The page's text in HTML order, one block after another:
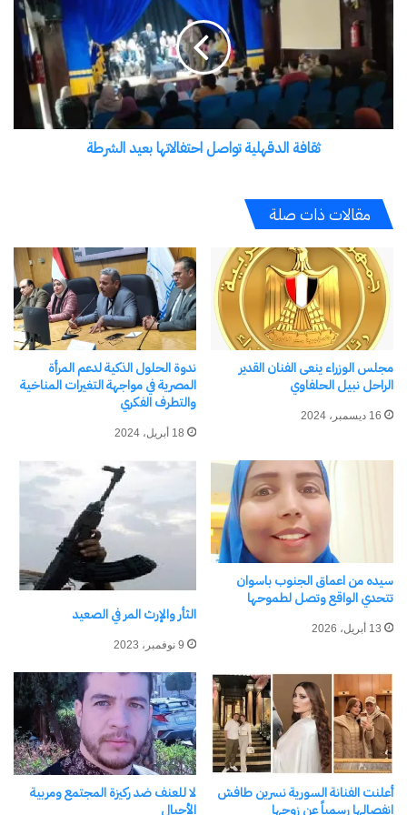
لقصور الثقافه
وقد شكرت كامل وزارة الثقافه ممثله فى السيده
الدكتوره / وزيره الثقافه
وقيادات ورجالات الوزاره لدعمهم المستمر للجمعيه
فى كافة احتفالياتها.
معجب بهذه:
مرتبط
إحتفالية لقطاع الإعلام الداخلي
بعيد الشرطة المصرية٧٢ “عيد
الشرطة عطاء تضحية وفاء
بالعهد” بمحافظة السويس
في "الأخبار News"
محافظ جنوب سيناء ومدير
الامن يضعان إكليلا من الزهور
على النصب التذكارى لشهداء
الشرطه
في "الأخبار News"
.محافظ جنوب سيناء يضع إكليلا
من الزهور على نصب شهداء
الشرطة بمعسكر قوات الأمن
بطور سيناء
23 يناير، 2025
في "الأخبار News"
تواصل
احتفالاتها
بعيد
الشرطة
ثقافة الدقهلية تواصل احتفالاتها بعيد الشرطة
مقالات ذات صلة
مجلس الوزراء ينعى الفنان القدير
الراحل نبيل الحلفاوي
16 ديسمبر، 2024
ندوة الحلول الذكية لدعم المرأة
المصرية في مواجهة التغيرات المناخية
والتطرف الفكري
18 أبريل، 2024
سيده من اعماق الجنوب باسوان
تتحدي الواقع وتصل لطموحها
13 أبريل، 2026
الثأر والإرث المر في الصعيد
9 نوفمبر، 2023
أعلنت الفنانة السورية نسرين طافش
انفصالها رسمياً عن زوجها
لا للعنف ضد ركيزة المجتمع ومربية
الأجيال